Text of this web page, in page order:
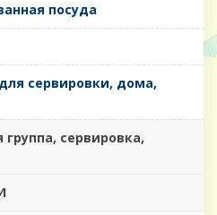
посуда
для сервировки, дома,
группа, сервировка,